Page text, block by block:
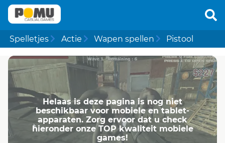
Spelletjes Actie Wapen spellen Pistool
Helaas is deze pagina is nog niet
beschikbaar voor mobiele en tablet-
apparaten. Zorg ervoor dat u check
hieronder onze TOP kwaliteit mobiele
games!